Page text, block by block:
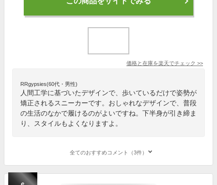
価格と在庫を楽天でチェック >>
RRgypsies(60代・男性)
人間工学に基づいたデザインで、歩いているだけで姿勢が
矯正されるスニーカーです。おしゃれなデザインで、普段
の生活のなかで履けるのがよいですね。下半身が引き締ま
り、スタイルもよくなりますよ。
全てのおすすめコメント（3件）